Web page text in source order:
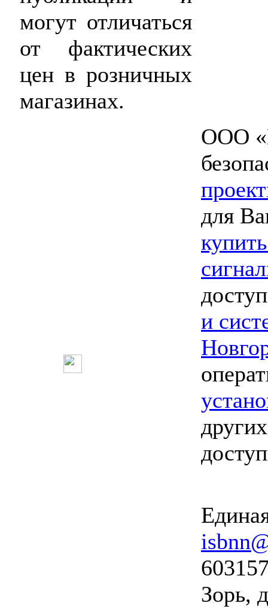
могут отличаться
от фактических
цен в розничных
магазинах.
ООО
для
и
Зорь,